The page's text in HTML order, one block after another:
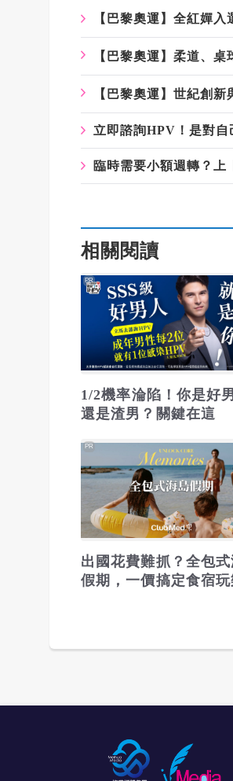
【巴黎奧運】全紅嬋
【巴黎奧運】柔道、
【巴黎奧運】世紀創
立即諮詢HPV！是對自
臨時需要小額週轉？上
相關閱讀
1/2機率淪陷！你是好
還是渣男？關鍵在這
PR
出國花費難抓？全包式
假期，一價搞定食宿玩
PR